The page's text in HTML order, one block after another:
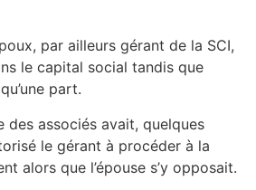
par ailleurs gérant de la SCI,
le capital social tandis que
part.
des associés avait, quelques
le gérant à procéder à la
alors que l’épouse s’y opposait.